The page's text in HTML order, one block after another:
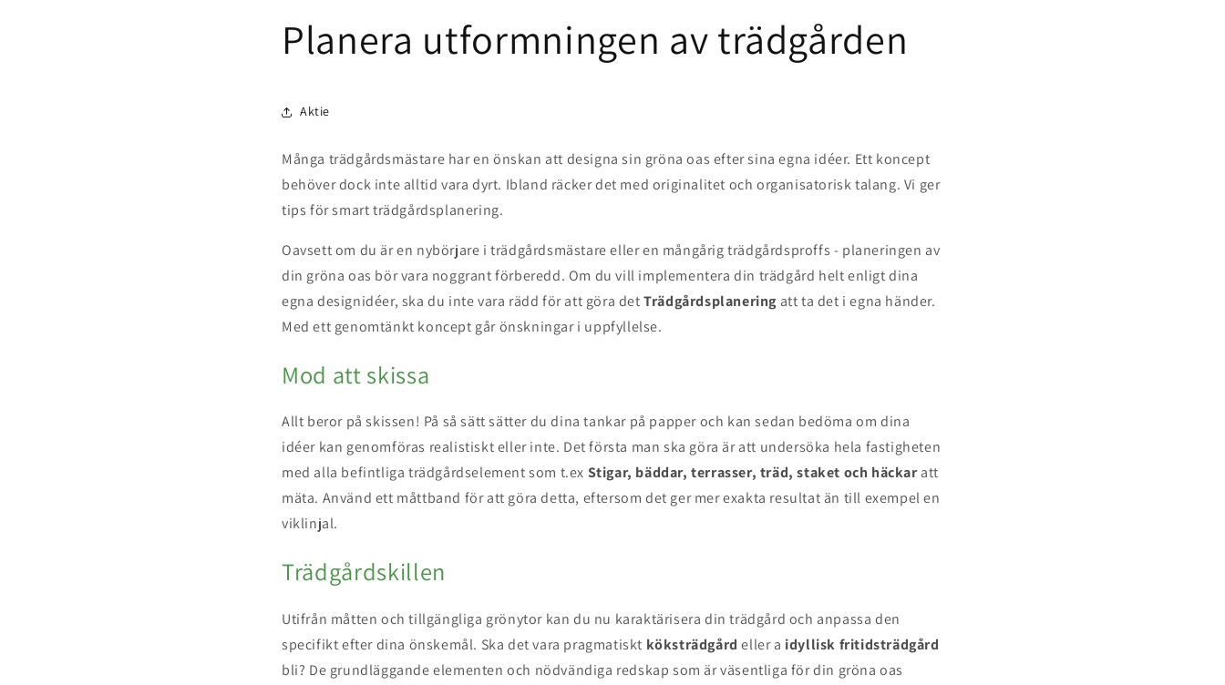
Planera utformningen av trädgården
Aktie
Många trädgårdsmästare har en önskan att designa sin gröna oas efter sina egna idéer. Ett koncept
behöver dock inte alltid vara dyrt. Ibland räcker det med originalitet och organisatorisk talang. Vi ger
tips för smart trädgårdsplanering.
Oavsett om du är en nybörjare i trädgårdsmästare eller en mångårig trädgårdsproffs - planeringen av
din gröna oas bör vara noggrant förberedd. Om du vill implementera din trädgård helt enligt dina
egna designidéer, ska du inte vara rädd för att göra detTrädgårdsplanering att ta det i egna händer.
Med ett genomtänkt koncept går önskningar i uppfyllelse.
Mod att skissa
Allt beror på skissen! På så sätt sätter du dina tankar på papper och kan sedan bedöma om dina
idéer kan genomföras realistiskt eller inte. Det första man ska göra är att undersöka hela fastigheten
med alla befintliga trädgårdselement som t.ex Stigar, bäddar, terrasser, träd, staket och häckaratt
mäta. Använd ett måttband för att göra detta, eftersom det ger mer exakta resultat än till exempel en
viklinjal.
Trädgårdskillen
Utifrån måtten och tillgängliga grönytor kan du nu karaktärisera din trädgård och anpassa den
specifikt efter dina önskemål. Ska det vara pragmatiskt köksträdgård eller a idyllisk fritidsträdgård
bli? De grundläggande elementen och nödvändiga redskap som är väsentliga för din gröna oas